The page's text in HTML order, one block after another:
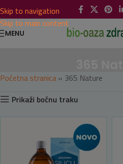
Skip to navigation
Skip to main content
MENU
Početna stranica » 365 Nature
Prikaži bočnu traku